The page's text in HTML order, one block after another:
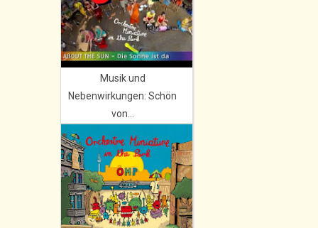
Musik und
Nebenwirkungen: Schön
von...